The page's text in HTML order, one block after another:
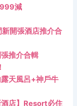
減
開張酒店推介合
推介合輯
天風呂+神戶牛
店】Resort必住